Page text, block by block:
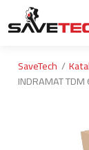
SaveTech
INDRAMAT